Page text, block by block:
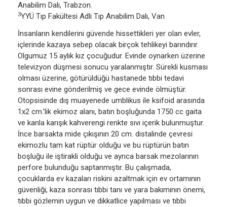
Anabilim Dalı, Trabzon.
3YYÜ Tıp Fakültesi Adli Tıp Anabilim Dalı, Van
İnsanların kendilerini güvende hissettikleri yer olan evler,
içlerinde kazaya sebep olacak birçok tehlikeyi barındırır.
Olgumuz 15 aylık kız çocuğudur. Evinde oynarken üzerine
televizyon düşmesi sonucu yaralanmıştır. Sürekli kusması
olması üzerine, götürüldüğü hastanede tıbbi tedavi
sonrası evine gönderilmiş ve gece evinde ölmüştür.
Otopsisinde dış muayenede umblikus ile ksifoid arasında
1x2 cm.’lik ekimoz alanı, batın boşluğunda 1750 cc gaita
ve kanla karışık kahverengi renkte sıvı içerik bulunmuştur.
İnce barsakta mide çıkışının 20 cm. distalinde çevresi
ekimozlu tam kat rüptür olduğu ve bu rüptürün batın
boşluğu ile iştirakli olduğu ve ayrıca barsak mezolarının
perfore bulunduğu saptanmıştır. Bu çalışmada,
çocuklarda ev kazaları riskini azaltmak için ev ortamının
güvenliği, kaza sonrası tıbbi tanı ve yara bakımının önemi,
tıbbi gözlemin uygun ve dikkatlice yapılması ve tıbbi